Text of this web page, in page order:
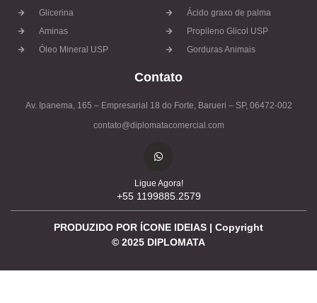
Glicerina
Aminas
Óleo Mineral USP
Ácido graxo de palma
Propileno Glicol USP
Gorduras Animais
Contato
Av. Ipanema, 165 – Empresarial 18 do Forte, Barueri – SP, 06472-002
contato@diplomatacomercial.com
Ligue Agora!
+55 1199885.2579
PRODUZIDO POR ÍCONE IDEIAS | Copyright
© 2025 DIPLOMATA